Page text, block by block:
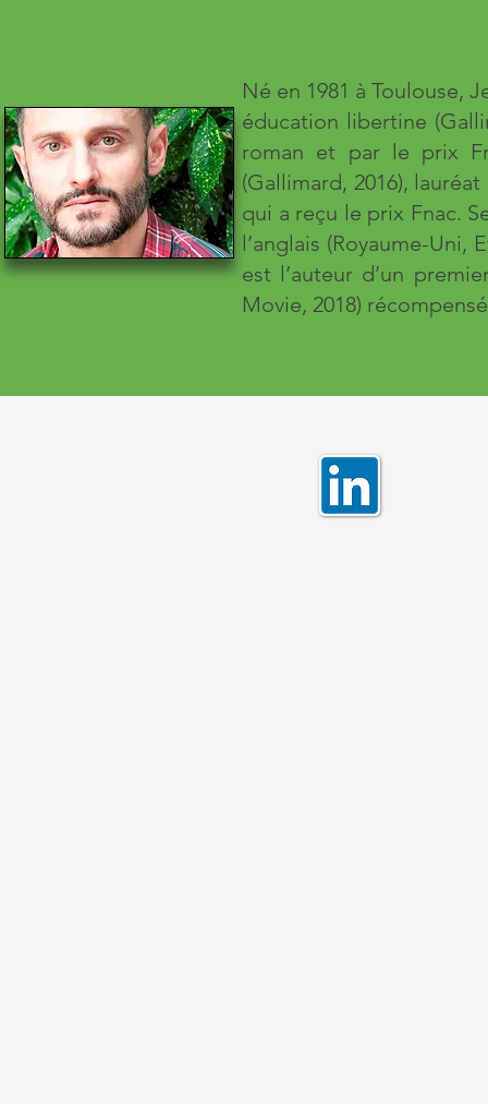
Né en 1981 à Toulouse,
éducation libertine
roman et par le prix
(Gallimard, 2016),
qui a reçu le prix Fnac.
l’anglais (Royaume-Uni,
est l’auteur d’un
Movie, 2018)